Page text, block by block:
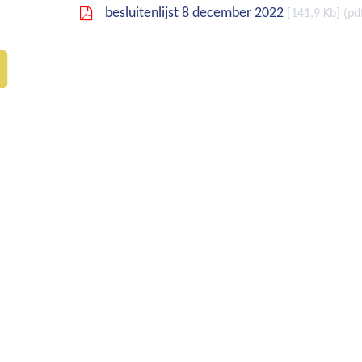
besluitenlijst 8 december 2022 141,9 Kb